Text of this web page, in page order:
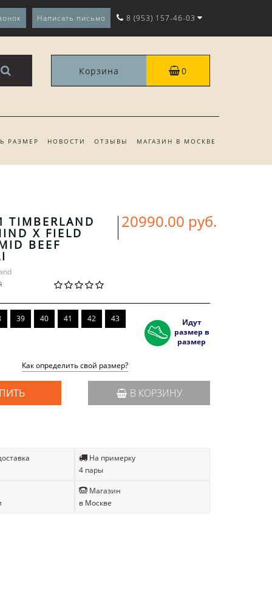
Написать письмо 8 (953) 157-46-03
Корзина 0
РАЗМЕР НОВОСТИ ОТЗЫВЫ МАГАЗИН В МОСКВЕ
X FIELD
BEEF
20990.00 руб.
39 40 41 42 43
Идут
размер в
размер
Как определить свой размер?
В КОРЗИНУ
На примерку
4 пары
Магазин
в Москве